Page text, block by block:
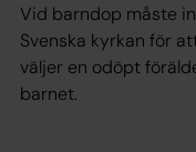
Vid barndop måste
Svenska kyrkan för
väljer en odöpt
barnet.